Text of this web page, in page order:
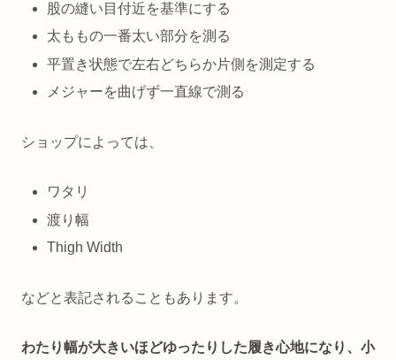
股の縫い目付近を基準にする
太ももの一番太い部分を測る
平置き状態で左右どちらか片側を測定する
メジャーを曲げず一直線で測る
ショップによっては、
ワタリ
渡り幅
Thigh Width
などと表記されることもあります。
わたり幅が大きいほどゆったりした履き心地になり、小